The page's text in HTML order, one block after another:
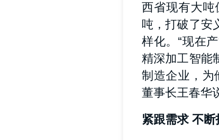
西省现有大
吨，打破了安
样化。“现在
精深加工智能
制造企业，为
董事长王春华
紧跟需求 不